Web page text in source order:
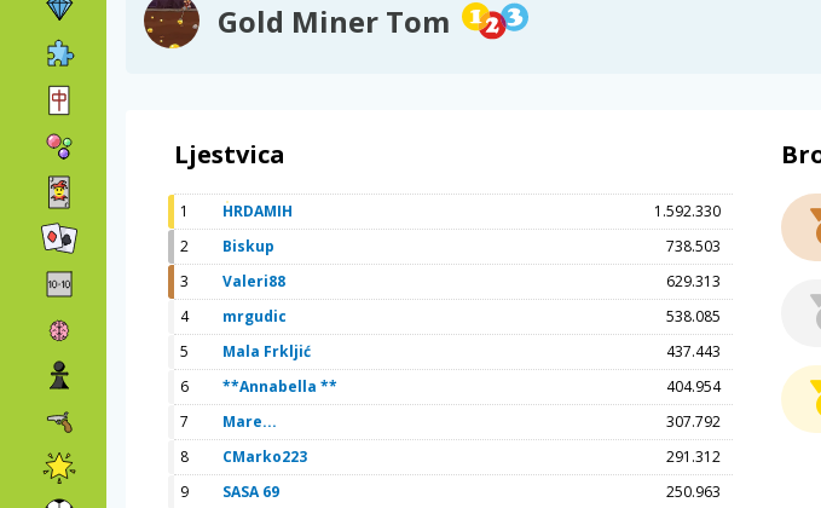
Gold Miner Tom
Ljestvica
1 HRDAMIH
1.592.330
2
Biskup
738.503
3
Valeri88
629.313
4
mrgudic
538.085
5
Mala Frkljić
437.443
6
**Annabella **
404.954
7
Mare...
307.792
8
CMarko223
291.312
9
SASA 69
250.963